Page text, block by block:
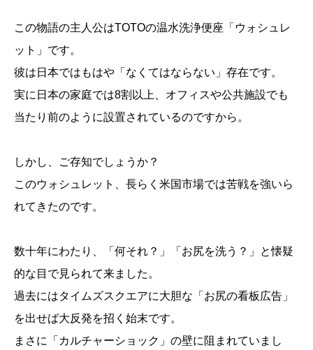
この物語の主人公はTOTOの温水洗浄便座「ウォシュレ
ット」です。
彼は日本ではもはや「なくてはならない」存在です。
実に日本の家庭では8割以上、オフィスや公共施設でも
当たり前のように設置されているのですから。
しかし、ご存知でしょうか？
このウォシュレット、長らく米国市場では苦戦を強いら
れてきたのです。
数十年にわたり、「何それ？」「お尻を洗う？」と懐疑
的な目で見られて来ました。
過去にはタイムズスクエアに大胆な「お尻の看板広告」
を出せば大反発を招く始末です。
まさに「カルチャーショック」の壁に阻まれていまし